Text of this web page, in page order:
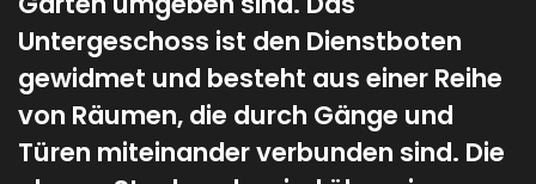
Untergeschoss ist den Dienstboten
gewidmet und besteht aus einer Reihe
von Räumen, die durch Gänge und
Türen miteinander verbunden sind. Die